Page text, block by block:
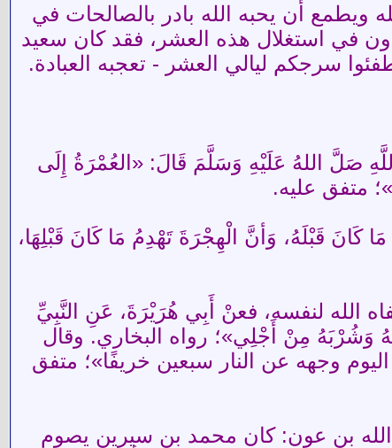
ويطمع أن يحبه الله بادر بالصالحات في
في استغلال هذه العشر، فقد كان سعيد
سرجكم ليالي العشر - تعجبه العبادة.
صَلَّ اللهُ عَلَيْهِ وَسَلَّمَ قَالَ: «العُمْرَةُ إِلَى
متفق عليه.
قَبْلَهُ، وَأنَّ الْهِجْرَةَ تَهْدِمُ مَا كَانَ قَبْلِهَا،
الله لنفسه، فعنْ أَبِي هُرَيْرَةَ، عَنِ النَّبِيِّ
وَشُرْبَهُ مِنْ أَجْلِي»؛ رواه البخاري. وقال
وجهه عن النار سبعين خريفًا»؛ متفق
بن عون: كان محمد بن سيرين يصوم